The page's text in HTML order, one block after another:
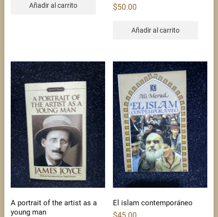
Añadir al carrito $50.00
Añadir al carrito
A portrait of the artist as a
young man
El islam contemporáneo